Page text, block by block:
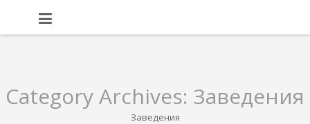
Category Archives: Заведения
Заведения